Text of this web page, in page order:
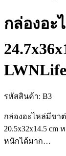
กล่องอะ
LWNLife
รหัสสินค้า: B3
กล่องอะไหล่มีขาต่
20.5x32x14.5
หนักได้มาก…